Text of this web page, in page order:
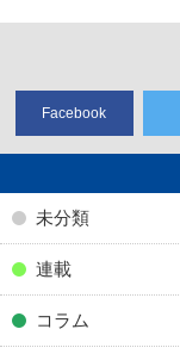
Facebook
未分類
連載
コラム